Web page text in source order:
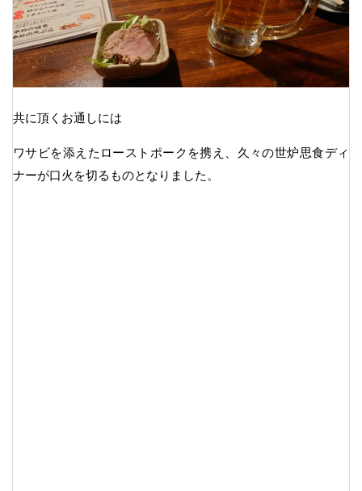
共に頂くお通しには
ワサビを添えたローストポークを携え、久々の世炉思食ディ
ナーが口火を切るものとなりました。